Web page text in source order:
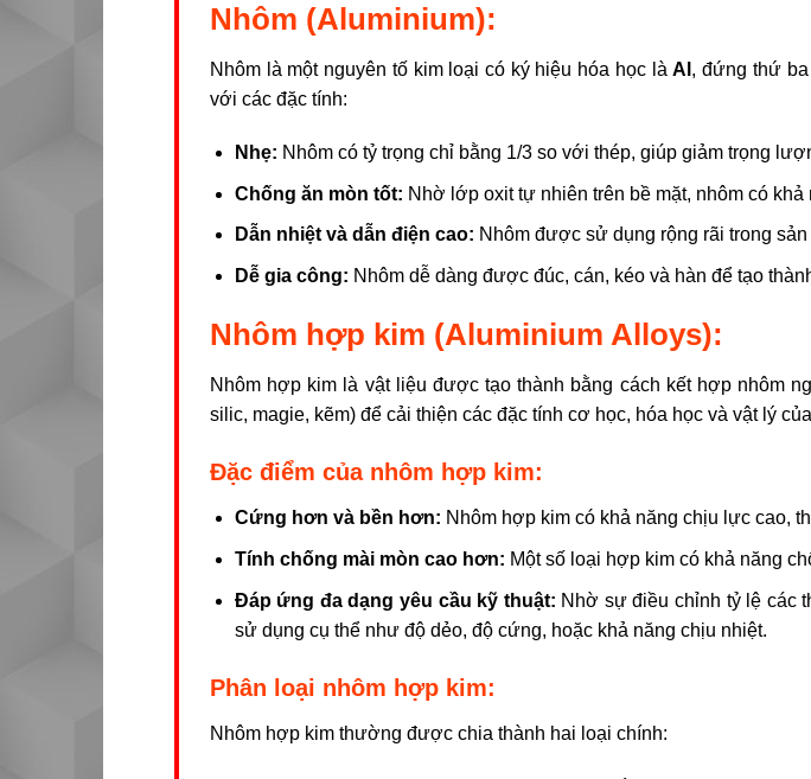
Nhôm (Aluminium):
Nhôm là một nguyên tố kim loại có ký hiệu hóa học làAl , đứng thứ
với các đặc tính:
Nhẹ: Nhôm có tỷ trọng chỉ bằng 1/3 so với thép, giúp giảm trọng
Chống ăn mòn tốt: Nhờ lớp oxit tự nhiên trên bề mặt, nhôm có
Dẫn nhiệt và dẫn điện cao: Nhôm được sử dụng rộng rãi trong
Dễ gia công: Nhôm dễ dàng được đúc, cán, kéo và hàn để tạo
Nhôm hợp kim (Aluminium Alloys):
Nhôm hợp kim là vật liệu được tạo thành bằng cách kết hợp nhôm
silic, magie, kẽm) để cải thiện các đặc tính cơ học, hóa học và vật lý
Đặc điểm của nhôm hợp kim:
Cứng hơn và bền hơn: Nhôm hợp kim có khả năng chịu lực cao,
Tính chống mài mòn cao hơn: Một số loại hợp kim có khả năng
Đáp ứng đa dạng yêu cầu kỹ thuật: Nhờ sự điều chỉnh tỷ lệ các
sử dụng cụ thể như độ dẻo, độ cứng, hoặc khả năng chịu nhiệt.
Phân loại nhôm hợp kim:
Nhôm hợp kim thường được chia thành hai loại chính: